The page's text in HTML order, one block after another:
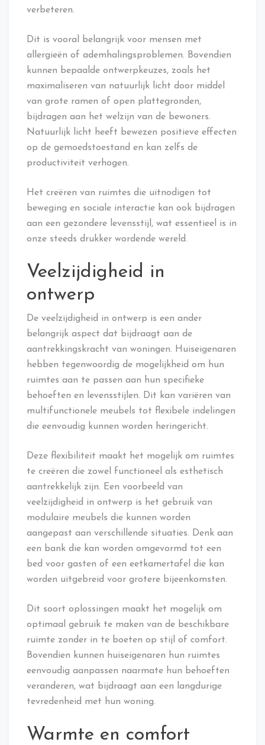
verbeteren.
Dit is vooral belangrijk voor mensen met
allergieën of ademhalingsproblemen. Bovendien
kunnen bepaalde ontwerpkeuzes, zoals het
maximaliseren van natuurlijk licht door middel
van grote ramen of open plattegronden,
bijdragen aan het welzijn van de bewoners.
Natuurlijk licht heeft bewezen positieve effecten
op de gemoedstoestand en kan zelfs de
productiviteit verhogen.
Het creëren van ruimtes die uitnodigen tot
beweging en sociale interactie kan ook bijdragen
aan een gezondere levensstijl, wat essentieel is in
onze steeds drukker wordende wereld.
Veelzijdigheid in
ontwerp
De veelzijdigheid in ontwerp is een ander
belangrijk aspect dat bijdraagt aan de
aantrekkingskracht van woningen. Huiseigenaren
hebben tegenwoordig de mogelijkheid om hun
ruimtes aan te passen aan hun specifieke
behoeften en levensstijlen. Dit kan variëren van
multifunctionele meubels tot flexibele indelingen
die eenvoudig kunnen worden heringericht.
Deze flexibiliteit maakt het mogelijk om ruimtes
te creëren die zowel functioneel als esthetisch
aantrekkelijk zijn. Een voorbeeld van
veelzijdigheid in ontwerp is het gebruik van
modulaire meubels die kunnen worden
aangepast aan verschillende situaties. Denk aan
een bank die kan worden omgevormd tot een
bed voor gasten of een eetkamertafel die kan
worden uitgebreid voor grotere bijeenkomsten.
Dit soort oplossingen maakt het mogelijk om
optimaal gebruik te maken van de beschikbare
ruimte zonder in te boeten op stijl of comfort.
Bovendien kunnen huiseigenaren hun ruimtes
eenvoudig aanpassen naarmate hun behoeften
veranderen, wat bijdraagt aan een langdurige
tevredenheid met hun woning.
Warmte en comfort